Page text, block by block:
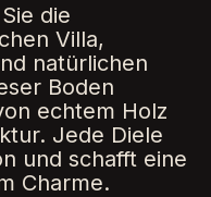
die
Villa,
natürlichen
Boden
echtem Holz
Jede Diele
und schafft eine
Charme.